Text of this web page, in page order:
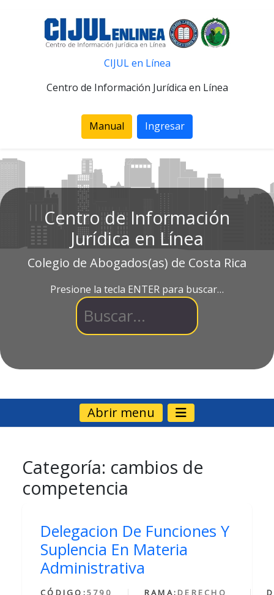
CIJUL en Línea
Centro de Información Jurídica en Línea
Manual Ingresar
Centro de Información
Jurídica en Línea
Colegio de Abogados(as) de Costa Rica
Presione la tecla ENTER para buscar…
Abrir menu
Categoría: cambios de
competencia
Delegacion De Funciones Y
Suplencia En Materia
Administrativa
CÓDIGO:5790 RAMA: DERECHO